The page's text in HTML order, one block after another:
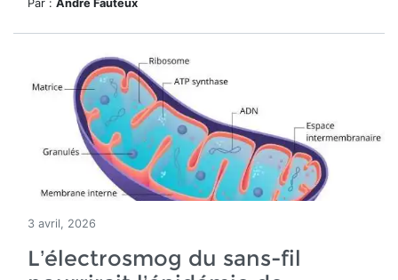
Par : André Fauteux
3 avril, 2026
L’électrosmog du sans-fil